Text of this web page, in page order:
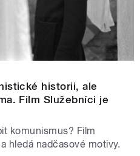
historii, ale
Film Služebníci je
komunismus? Film
hledá nadčasové motivy.